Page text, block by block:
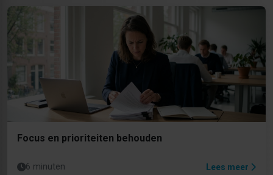
Focus en prioriteiten behouden
6 minuten Lees meer